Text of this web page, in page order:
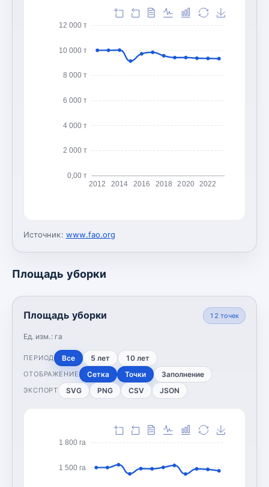
0,00 т
2 000 т
4 000 т
6 000 т
8 000 т
10 000 т
12 000 т
2012 2014 2016 2018 2020 2022
Источник: www.fao.org
Площадь уборки
Площадь уборки
Ед. изм.: га
12 точек
ПЕРИОД Все 5 лет 10 лет
ОТОБРАЖЕНИЕ Сетка Точки Заполнение
ЭКСПОРТ SVG PNG CSV JSON
1 500 га
1 800 га